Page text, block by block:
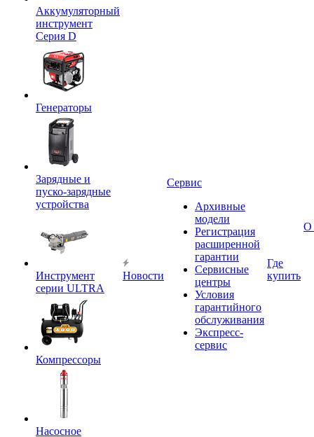
Аккумуляторный
инструмент
Серия D
Генераторы
Зарядные и
пуско-зарядные
устройства
Инструмент
серии ULTRA
Компрессоры
Насосное
Новости
Сервис
Архивные
модели
Регистрация
расширенной
гарантии
Сервисные
центры
Условия
гарантийного
обслуживания
Экспресс-
сервис
Где
купить
О